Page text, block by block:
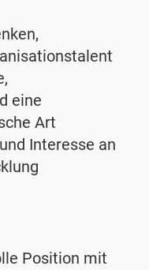
eine
Art
Interesse an
Position mit